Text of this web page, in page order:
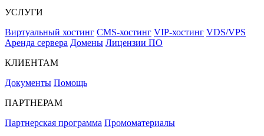
УСЛУГИ
Виртуальный хостинг CMS-хостинг VIP-хостинг VDS/VPS
Аренда сервера Домены Лицензии ПО
КЛИЕНТАМ
Документы Помощь
ПАРТНЕРАМ
Партнерская программа Промоматериалы